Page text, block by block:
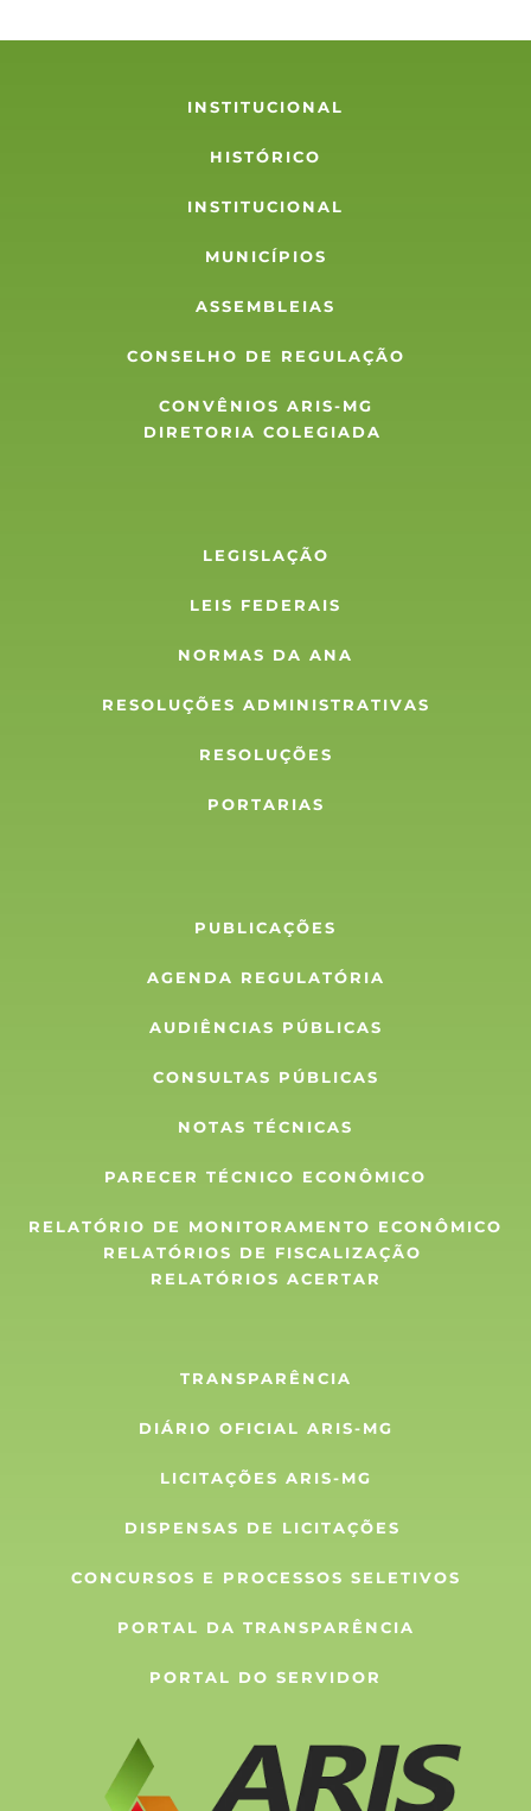
INSTITUCIONAL
HISTÓRICO
INSTITUCIONAL
MUNICÍPIOS
ASSEMBLEIAS
CONSELHO DE REGULAÇÃO
CONVÊNIOS ARIS-MG
DIRETORIA COLEGIADA
LEGISLAÇÃO
LEIS FEDERAIS
NORMAS DA ANA
RESOLUÇÕES ADMINISTRATIVAS
RESOLUÇÕES
PORTARIAS
PUBLICAÇÕES
AGENDA REGULATÓRIA
AUDIÊNCIAS PÚBLICAS
CONSULTAS PÚBLICAS
NOTAS TÉCNICAS
PARECER TÉCNICO ECONÔMICO
RELATÓRIO DE MONITORAMENTO ECONÔMICO
RELATÓRIOS DE FISCALIZAÇÃO
RELATÓRIOS ACERTAR
TRANSPARÊNCIA
DIÁRIO OFICIAL ARIS-MG
LICITAÇÕES ARIS-MG
DISPENSAS DE LICITAÇÕES
CONCURSOS E PROCESSOS SELETIVOS
PORTAL DA TRANSPARÊNCIA
PORTAL DO SERVIDOR